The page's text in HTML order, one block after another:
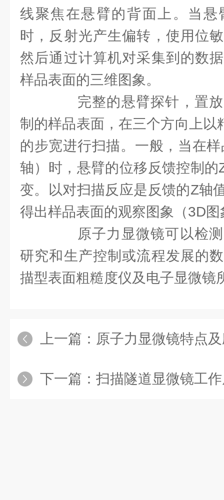
线聚焦在悬臂的背面上。当悬
时，反射光产生偏转，使用位
然后通过计算机对采集到的数
样品表面的三维图象。
完整的悬臂探针，置放
制的样品表面，在三个方向上以
的步宽进行扫描。一般，当在
轴）时，悬臂的位移反馈控制
变。以对扫描反应是反馈的Z轴
得出样品表面的观察图象（3D图
原子力显微镜可以检测
研究和生产控制或流程发展的
描型表面粗糙度仪及电子显微镜
上一篇： 原子力显微镜特点
下一篇： 扫描隧道显微镜工